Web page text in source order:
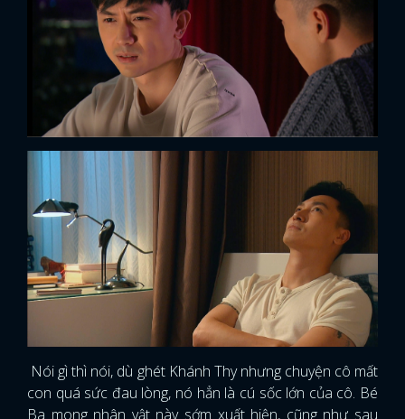
Nói gì thì nói, dù ghét Khánh Thy nhưng chuyện cô mất
con quá sức đau lòng, nó hẳn là cú sốc lớn của cô. Bé
Ba mong nhân vật này sớm xuất hiện, cũng như sau